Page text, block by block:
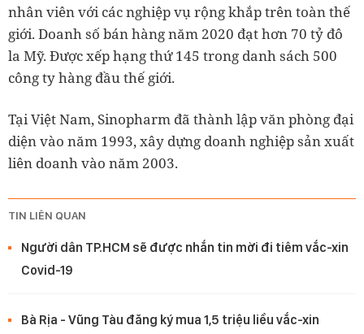
nhân viên với các nghiệp vụ rộng khắp trên toàn thế
giới. Doanh số bán hàng năm 2020 đạt hơn 70 tỷ đô
la Mỹ. Được xếp hạng thứ 145 trong danh sách 500
công ty hàng đầu thế giới.
Tại Việt Nam, Sinopharm đã thành lập văn phòng đại
diện vào năm 1993, xây dựng doanh nghiệp sản xuất
liên doanh vào năm 2003.
TIN LIÊN QUAN
Người dân TP.HCM sẽ được nhắn tin mời đi tiêm vắc-xin
Covid-19
Bà Rịa - Vũng Tàu đăng ký mua 1,5 triệu liều vắc-xin